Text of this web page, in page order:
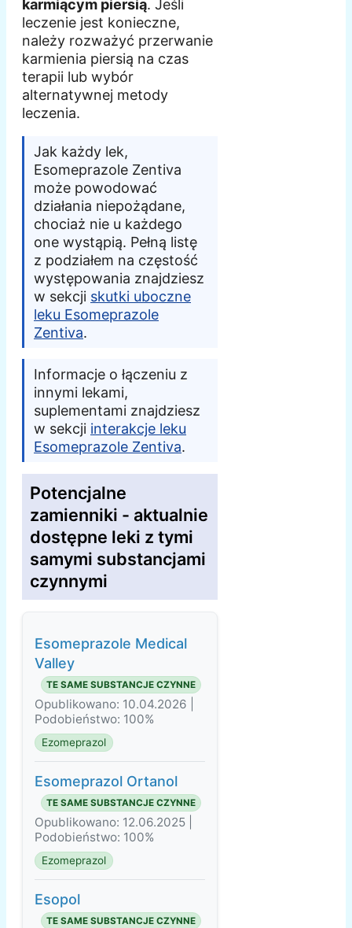
karmiącym piersią. Jeśli
leczenie jest konieczne,
należy rozważyć przerwanie
karmienia piersią na czas
terapii lub wybór
alternatywnej metody
leczenia.
Jak każdy lek,
Esomeprazole Zentiva
może powodować
działania niepożądane,
chociaż nie u każdego
one wystąpią. Pełną listę
z podziałem na częstość
występowania znajdziesz
w sekcji skutki uboczne
leku Esomeprazole
Zentiva.
Informacje o łączeniu z
innymi lekami,
suplementami znajdziesz
w sekcji interakcje leku
Esomeprazole Zentiva.
Potencjalne
zamienniki - aktualnie
dostępne leki z tymi
samymi substancjami
czynnymi
Esomeprazole Medical
Valley
TE SAME SUBSTANCJE CZYNNE
Opublikowano: 10.04.2026 |
Podobieństwo: 100%
Ezomeprazol
Esomeprazol Ortanol
TE SAME SUBSTANCJE CZYNNE
Opublikowano: 12.06.2025 |
Podobieństwo: 100%
Ezomeprazol
Esopol
TE SAME SUBSTANCJE CZYNNE